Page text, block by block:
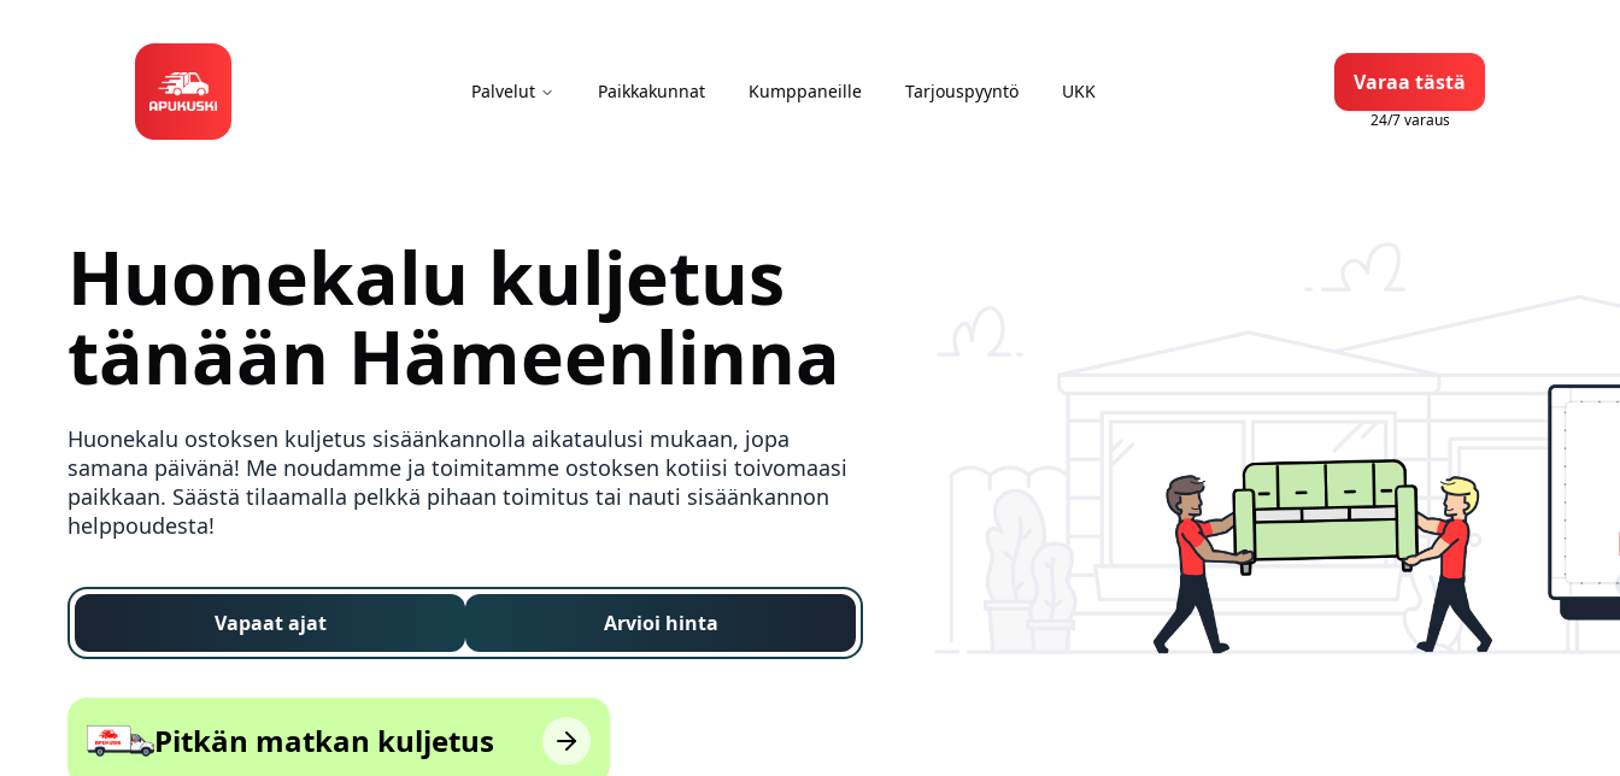
Palvelut Paikkakunnat Kumppaneille Tarjouspyyntö UKK Varaa tästä
24/7 varaus
Huonekalu kuljetus
tänään Hämeenlinna
Huonekalu ostoksen kuljetus sisäänkannolla aikataulusi mukaan, jopa
samana päivänä! Me noudamme ja toimitamme ostoksen kotiisi toivomaasi
paikkaan. Säästä tilaamalla pelkkä pihaan toimitus tai nauti sisäänkannon
helppoudesta!
Vapaat ajat Arvioi hinta
Pitkän matkan kuljetus